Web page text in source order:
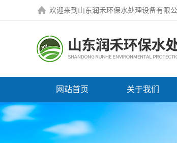
欢迎来到 山东润禾环保水处理设备有限
网站首页 关于我们